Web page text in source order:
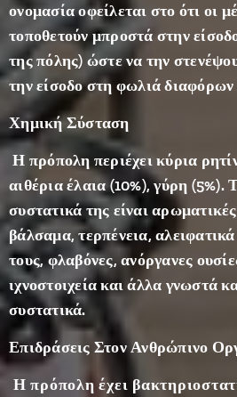
ονομασία οφείλεται στο ότι οι
τοποθετούνμπροστά στην
της πόλης) ώστε να την
την είσοδο στη φωλιά
Χημική Σύσταση
Η πρόπολη περιέχει κύρια
αιθέρια έλαια (10%), γύρη (5%).
συστατικά της είναι
βάλσαμα, τερπένεια,
τους, φλαβόνες, ανόργανες
ιχνοστοιχεία και άλλα γνωστά
συστατικά.
Επιδράσεις Στον Ανθρώπινο
Η πρόπολη έχει